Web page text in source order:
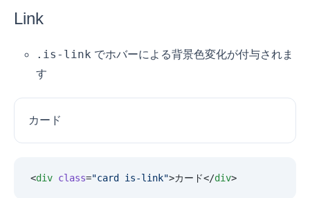
Link
.is-link でホバーによる背景色変化が付与されま
す
カード
<div class="card is-link">カード</div>